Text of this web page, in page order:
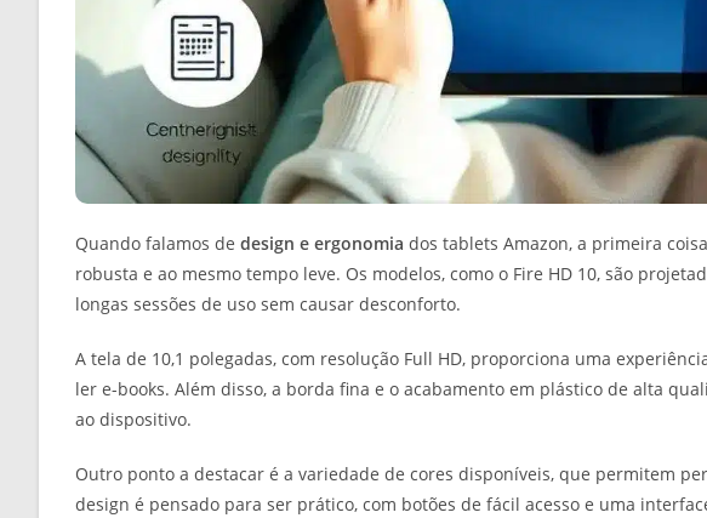
Quando falamos de design e ergonomia dos tablets Amazon, a primeira
robusta e ao mesmo tempo leve. Os modelos, como o Fire HD 10, são
longas sessões de uso sem causar desconforto.
A tela de 10,1 polegadas, com resolução Full HD, proporciona uma
ler e-books. Além disso, a borda fina e o acabamento em plástico de alta
ao dispositivo.
Outro ponto a destacar é a variedade de cores disponíveis, que permitem
design é pensado para ser prático, com botões de fácil acesso e uma